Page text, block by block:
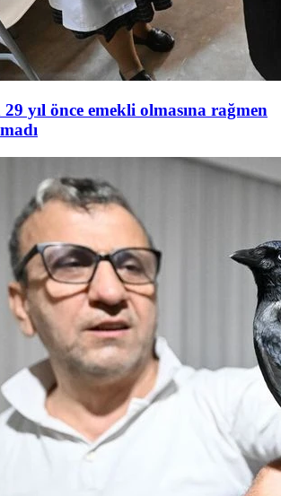
yıl önce emekli olmasına rağmen